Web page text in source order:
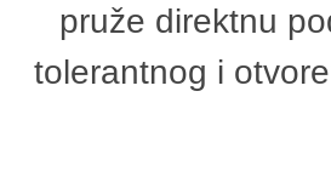
pruže direktnu
tolerantnog i